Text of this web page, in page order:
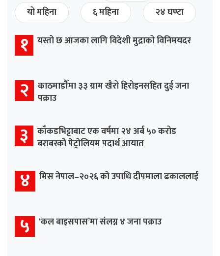
यो महिना
६ महिना २४ घण्टा
१ यस्तो छ आजका लागि विदेशी मुद्राको विनिमयदर
२ काठमाडौँमा ३३ ग्राम खैरो हिरोइनसहित दुई जना
पक्राउ
३ काँकडभिट्टाबाट एक वर्षमा २४ अर्ब ५० करोड
बराबरको पेट्रोलियम पदार्थ आयात
४ मिस नेपाल–२०२६ को उपाधि दीपमाला ढकाललाई
५ ‘कल बाइसपास’मा संलग्न ४ जना पक्राउ